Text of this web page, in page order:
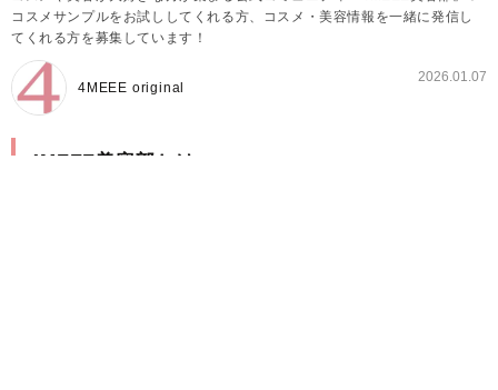
コスメサンプルをお試ししてくれる方、コスメ・美容情報を一緒に発信し
てくれる方を募集しています！
4MEEE original
2026.01.07
4MEEE美容部とは